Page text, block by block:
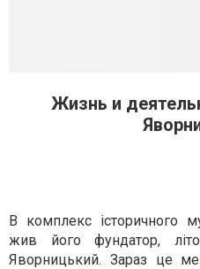
Жизнь и
В комплекс історичного
жив його фундатор,
Яворницький. Зараз це